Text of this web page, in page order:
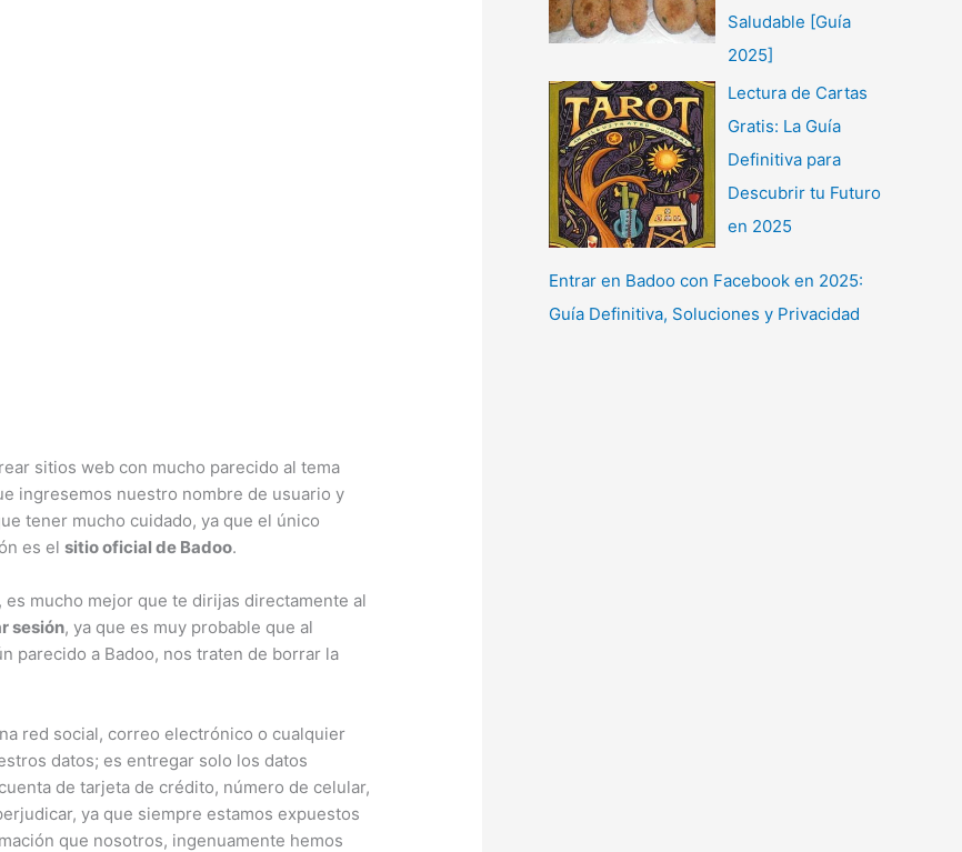
sitios web con mucho parecido al tema
ingresemos nuestro nombre de usuario y
tener mucho cuidado, ya que el único
es elsitio oficial de Badoo.
mucho mejor que te dirijas directamente al
sesión, ya que es muy probable que al
parecido a Badoo, nos traten de borrar la
red social, correo electrónico o cualquier
datos; es entregar solo los datos
de tarjeta de crédito, número de celular,
ya que siempre estamos expuestos
que nosotros, ingenuamente hemos
Saludable [Guía
2025]
Lectura de Cartas
Gratis: La Guía
Definitiva para
Descubrir tu Futuro
en 2025
Entrar en Badoo con Facebook en 2025:
Guía Definitiva, Soluciones y Privacidad